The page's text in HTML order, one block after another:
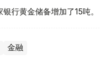
行黄金储备增加了15吨。
金融